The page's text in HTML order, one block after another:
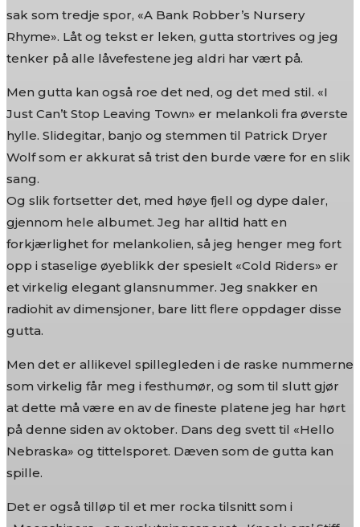
sak som tredje spor, «A Bank Robber’s Nursery
Rhyme». Låt og tekst er leken, gutta stortrives og jeg
tenker på alle låvefestene jeg aldri har vært på.
Men gutta kan også roe det ned, og det med stil. «I
Just Can’t Stop Leaving Town» er melankoli fra øverste
hylle. Slidegitar, banjo og stemmen til Patrick Dryer
Wolf som er akkurat så trist den burde være for en slik
sang.
Og slik fortsetter det, med høye fjell og dype daler,
gjennom hele albumet. Jeg har alltid hatt en
forkjærlighet for melankolien, så jeg henger meg fort
opp i staselige øyeblikk der spesielt «Cold Riders» er
et virkelig elegant glansnummer. Jeg snakker en
radiohit av dimensjoner, bare litt flere oppdager disse
gutta.
Men det er allikevel spillegleden i de raske nummerne
som virkelig får meg i festhumør, og som til slutt gjør
at dette må være en av de fineste platene jeg har hørt
på denne siden av oktober. Dans deg svett til «Hello
Nebraska» og tittelsporet. Dæven som de gutta kan
spille.
Det er også tilløp til et mer rocka tilsnitt som i